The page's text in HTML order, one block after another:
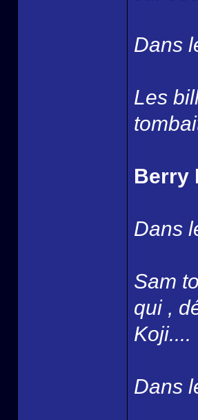
Dans
Les
Berry
Dans
Sam
qui ,
Koji....
Dans